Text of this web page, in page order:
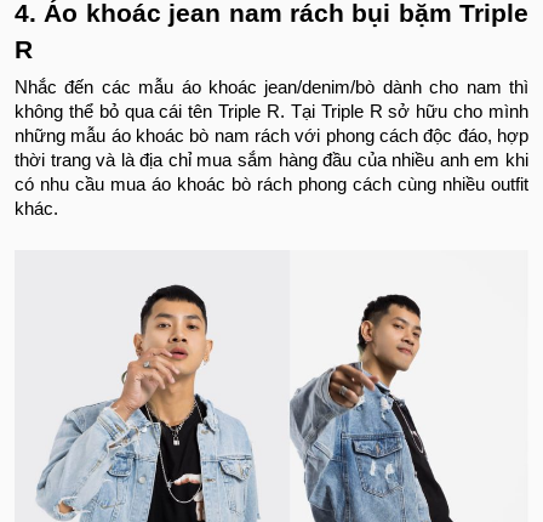
4. Áo khoác jean nam rách bụi bặm Triple
R
Nhắc đến các mẫu áo khoác jean/denim/bò dành cho nam thì
không thể bỏ qua cái tên Triple R. Tại Triple R sở hữu cho mình
những mẫu áo khoác bò nam rách với phong cách độc đáo, hợp
thời trang và là địa chỉ mua sắm hàng đầu của nhiều anh em khi
có nhu cầu mua áo khoác bò rách phong cách cùng nhiều outfit
khác.